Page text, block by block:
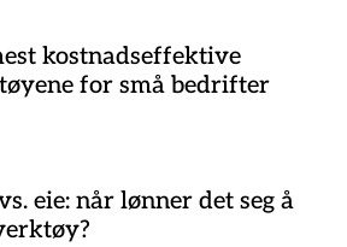
kostnadseffektive
for små bedrifter
eie: når lønner det seg å